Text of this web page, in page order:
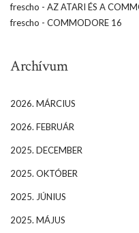
frescho - AZ ATARI ÉS A
frescho - COMMODORE 16
Archívum
2026. MÁRCIUS
2026. FEBRUÁR
2025. DECEMBER
2025. OKTÓBER
2025. JÚNIUS
2025. MÁJUS